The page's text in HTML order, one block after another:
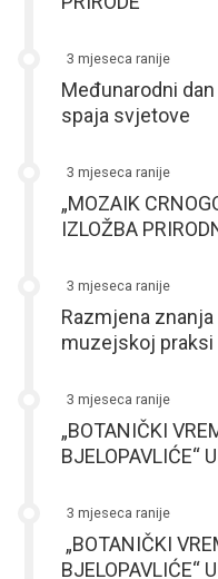
3 mjeseca ranije
Međunarodni
spaja svjetove
3 mjeseca ranije
„MOZAIK
IZLOŽBA
3 mjeseca ranije
Razmjena
muzejskoj praksi
3 mjeseca ranije
„BOTANIČKI
BJELOPAVLIĆE“
3 mjeseca ranije
„BOTANIČKI
BJELOPAVLIĆE“